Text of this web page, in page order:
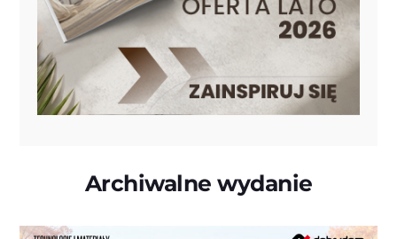
Archiwalne wydanie